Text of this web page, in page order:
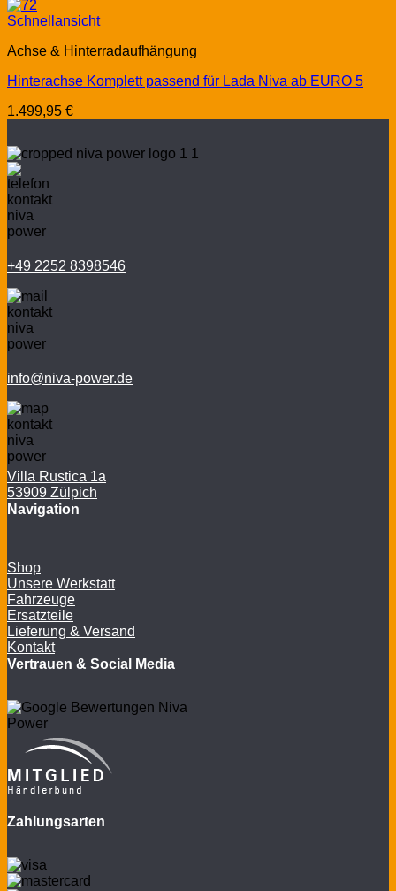
Schnellansicht
Achse & Hinterradaufhängung
Hinterachse Komplett passend für Lada Niva ab EURO 5
1.499,95 €
+49 2252 8398546
info@niva-power.de
Villa Rustica 1a
53909 Zülpich
Navigation
Shop
Unsere Werkstatt
Fahrzeuge
Ersatzteile
Lieferung & Versand
Kontakt
Vertrauen & Social Media
Zahlungsarten